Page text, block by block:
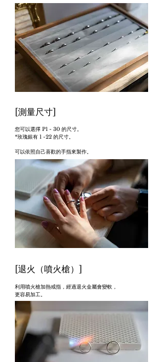
[測量尺寸]
您可以選擇 P1 - 30 的尺寸。
*玫瑰銀有 1 -22 的尺寸。
可以依照自己喜歡的手指來製作。
[退火（噴火槍）]
利用噴火槍加熱戒指，經過退火金屬會變軟，
更容易加工。